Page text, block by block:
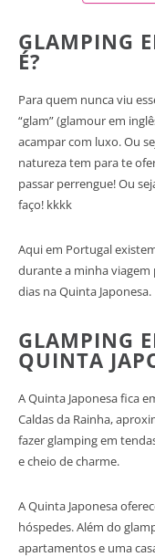
GLAMPING
É?
Para quem nunca viu
“glam” (glamour em
acampar com luxo. Ou
natureza tem para te
passar perrengue! Ou
faço! kkkk
Aqui em Portugal
durante a minha viagem
dias na Quinta Japonesa.
GLAMPING
QUINTA
A Quinta Japonesa fica
Caldas da Rainha,
fazer glamping em
e cheio de charme.
A Quinta Japonesa
hóspedes. Além do
apartamentos e uma